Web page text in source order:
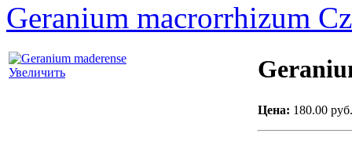
Geranium macrorrhizum
Увеличить
Цена: 180.00 руб.